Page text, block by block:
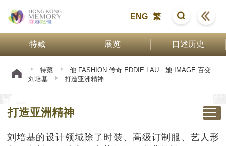
ENG 繁
特藏 展览 口述历史
特藏
他 FASHION 传奇 EDDIE LAU 她 IMAGE 百变
刘培基
打造亚洲精神
打造亚洲精神
刘培基的设计领域除了时装、高级订制服、艺人形